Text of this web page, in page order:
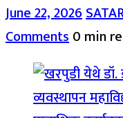
June 22, 2026
Comments0 min